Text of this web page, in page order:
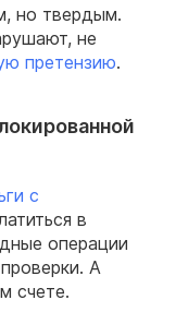
но твердым.
не
претензию.
с
в
операции
А
счете.